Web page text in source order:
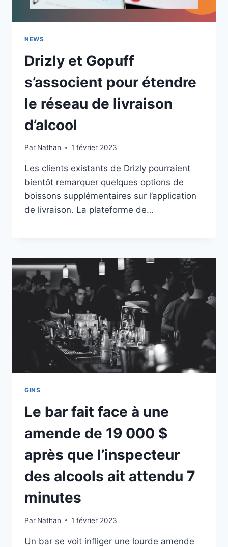
NEWS
Drizly et Gopuff
s’associent pour étendre
le réseau de livraison
d’alcool
Par Nathan 1 février 2023
Les clients existants de Drizly pourraient
bientôt remarquer quelques options de
boissons supplémentaires sur l’application
de livraison. La plateforme de…
GINS
Le bar fait face à une
amende de 19 000 $
après que l’inspecteur
des alcools ait attendu 7
minutes
Par Nathan 1 février 2023
Un bar se voit infliger une lourde amende